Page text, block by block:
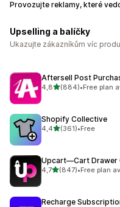
Provozujte reklamy, které
Upselling a balíčky
Ukazujte zákazníkům víc
Aftersell Post
4,8z 5 hvězd
(884)
Celkový počet recenzí:
•Free plan
Shopify Collective
4,4z 5 hvězd
(361)
Celkový počet recenzí:
•Free
Upcart—Cart Drawer
4,7z 5 hvězd
(847)
Celkový počet recenzí:
•Free plan
Recharge